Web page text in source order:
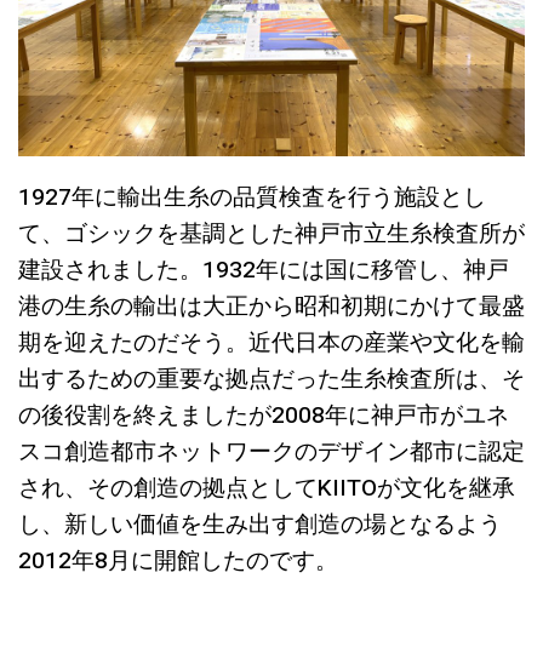
1927年に輸出生糸の品質検査を行う施設とし
て、ゴシックを基調とした神戸市立生糸検査所が
建設されました。1932年には国に移管し、神戸
港の生糸の輸出は大正から昭和初期にかけて最盛
期を迎えたのだそう。近代日本の産業や文化を輸
出するための重要な拠点だった生糸検査所は、そ
の後役割を終えましたが2008年に神戸市がユネ
スコ創造都市ネットワークのデザイン都市に認定
され、その創造の拠点としてKIITOが文化を継承
し、新しい価値を生み出す創造の場となるよう
2012年8月に開館したのです。